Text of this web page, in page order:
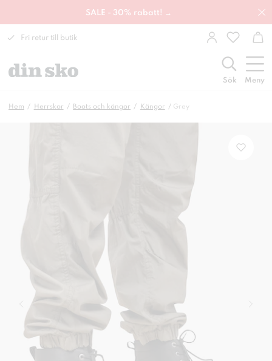
SALE - 30% rabatt! →
Fri retur till butik
Sök Meny
Hem Herrskor Boots och kängor Kängor Grey